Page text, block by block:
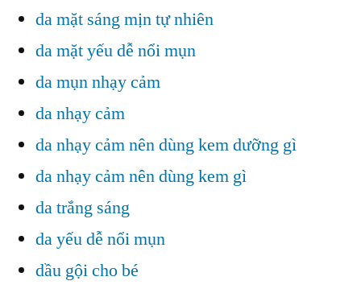
da mặt sáng mịn tự nhiên
da mặt yếu dễ nổi mụn
da mụn nhạy cảm
da nhạy cảm
da nhạy cảm nên dùng kem dưỡng gì
da nhạy cảm nên dùng kem gì
da trắng sáng
da yếu dễ nổi mụn
dầu gội cho bé